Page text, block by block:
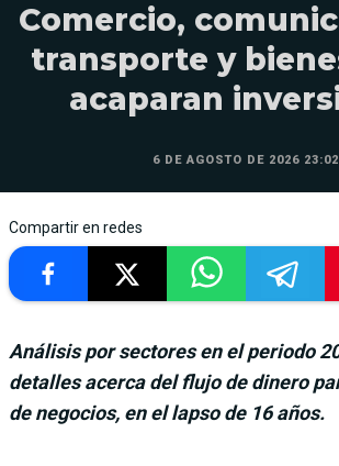
Comercio,
transporte y
acaparan
6 DE AGOSTO DE 2026 23:02
Compartir en redes
Análisis por sectores en el periodo
detalles acerca del flujo de dinero
de negocios, en el lapso de 16 años.